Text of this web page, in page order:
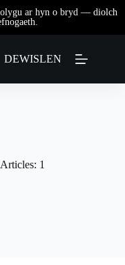
DEWISLEN
Articles: 1